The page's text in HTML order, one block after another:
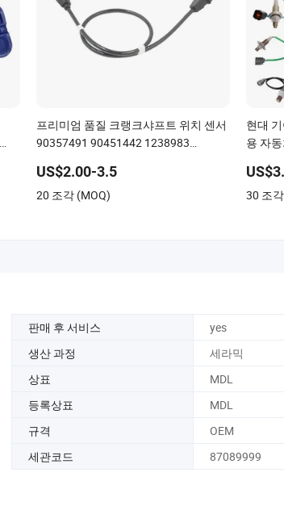
프리미엄 품질 크랭크샤프트 위치 센서
90357491 90451442 1238983
서 GM용
US$2.00-3.5
20 조각 (MOQ)
현대
용 자
30 조
판매 후 서비스
yes
생산 과정
세라믹
상표
MDL
등록상표
MDL
규격
OEM
세관코드 87089999